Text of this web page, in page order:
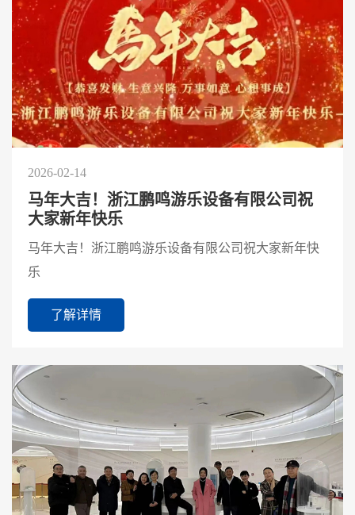
2026-02-14
马年大吉！浙江鹏鸣游乐设备有限公司祝
大家新年快乐
马年大吉！浙江鹏鸣游乐设备有限公司祝大家新年快
乐
了解详情